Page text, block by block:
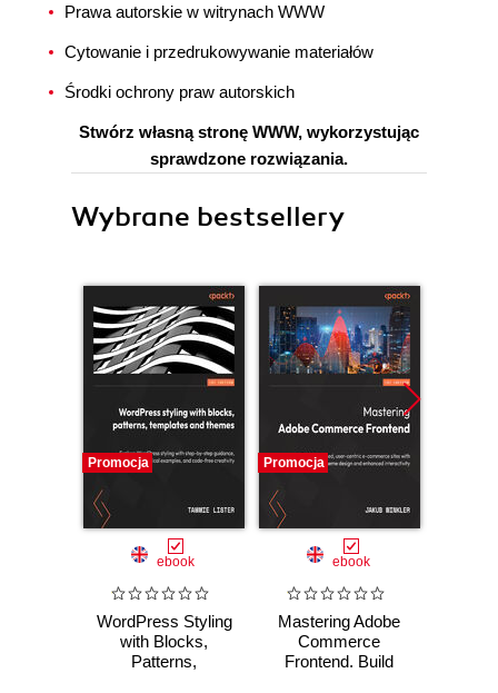
Prawa autorskie w witrynach WWW
Cytowanie i przedrukowywanie materiałów
Środki ochrony praw autorskich
Stwórz własną stronę WWW, wykorzystując
sprawdzone rozwiązania.
Wybrane bestsellery
Promocja
ebook
WordPress Styling
with Blocks,
Patterns,
Promocja
ebook
Mastering Adobe
Commerce
Frontend. Build